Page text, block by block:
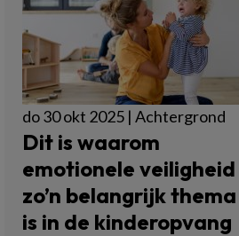
do 30 okt 2025 | Achtergrond
Dit is waarom
emotionele veiligheid
zo’n belangrijk thema
is in de kinderopvang